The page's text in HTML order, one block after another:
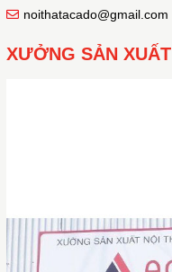
noithatacado@gmail.com
XƯỞNG SẢN XUẤT